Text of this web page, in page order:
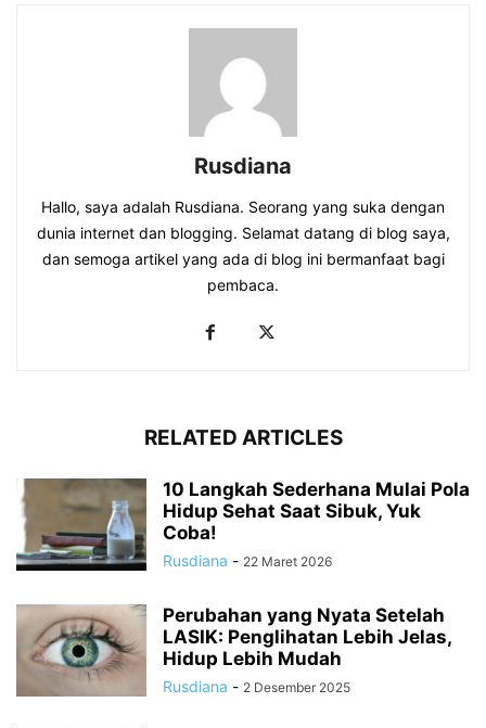
Rusdiana
Hallo, saya adalah Rusdiana. Seorang yang suka dengan
dunia internet dan blogging. Selamat datang di blog saya,
dan semoga artikel yang ada di blog ini bermanfaat bagi
pembaca.
RELATED ARTICLES
10 Langkah Sederhana Mulai Pola
Hidup Sehat Saat Sibuk, Yuk
Coba!
Rusdiana - 22 Maret 2026
Perubahan yang Nyata Setelah
LASIK: Penglihatan Lebih Jelas,
Hidup Lebih Mudah
Rusdiana - 2 Desember 2025